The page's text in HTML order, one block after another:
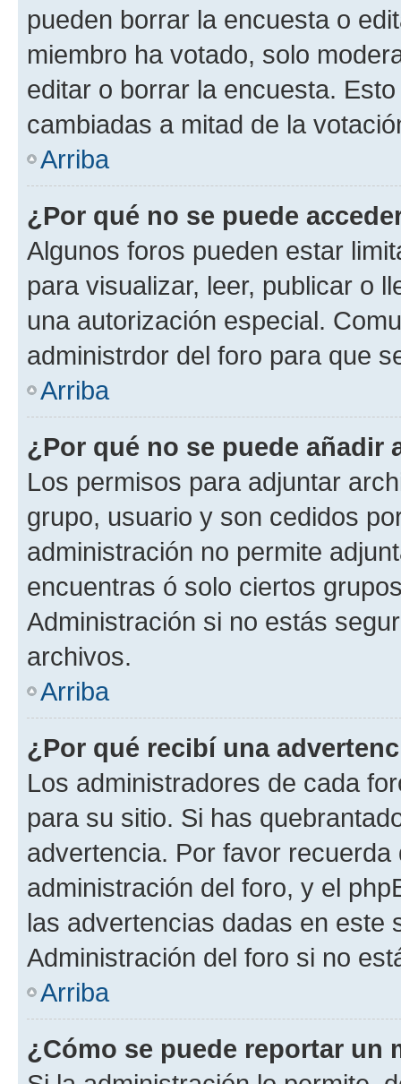
pueden borrar la encuesta o
miembro ha votado, solo
editar o borrar la encuesta.
cambiadas a mitad de la
Arriba
¿Por qué no se puede
Algunos foros pueden estar
para visualizar, leer, publicar o
una autorización especial.
administrdor del foro para que
Arriba
¿Por qué no se puede añadir
Los permisos para adjuntar
grupo, usuario y son cedidos
administración no permite
encuentras ó solo ciertos
Administración si no estás
archivos.
Arriba
¿Por qué recibí una
Los administradores de cada
para su sitio. Si has
advertencia. Por favor
administración del foro, y el
las advertencias dadas en este
Administración del foro si no
Arriba
¿Cómo se puede reportar un